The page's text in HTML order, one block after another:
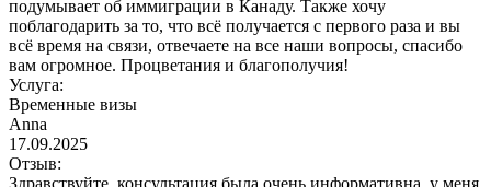
подумывает об иммиграции в Канаду. Также хочу
поблагодарить за то, что всё получается с первого раза и вы
всё время на связи, отвечаете на все наши вопросы, спасибо
вам огромное. Процветания и благополучия!
Услуга:
Временные визы
Anna
17.09.2025
Отзыв: